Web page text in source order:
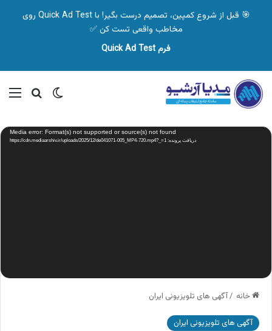
🎯 قبل از شروع کمپین، تصمیم درست بگیر! با Quick Ad Test روی
مخاطب واقعی تست کن ✅
فرم Quick Ad Test
تغییر پوسته
نمایشگر
ویدیو Media error: Format(s) not supported or source(s) not found
دریافت پرونده: https://cdn.mediaarshiv.ir/uploads/2025/12/de041071-005_MP4-720.mp4?_=1
خانه /آگهی های تلویزیونی ایران
آگهی های تلویزیونی ایران